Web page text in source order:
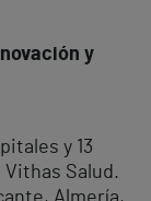
y
y 13
Salud.